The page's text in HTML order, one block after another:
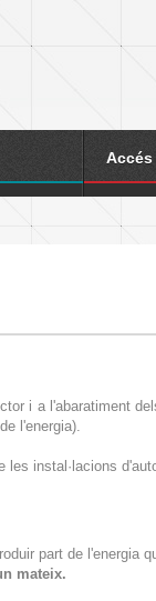
i a l'abaratiment
l'energia).
les instal·lacions
part de l'energia
mateix.